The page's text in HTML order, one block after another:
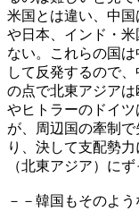
米国とは違い、中
や日本、インド・
ない。これらの国
して反発するので
の点で北東アジア
やヒトラーのドイ
が、周辺国の牽制
り、決して支配勢
（北東アジア）に
－－韓国もそのよ